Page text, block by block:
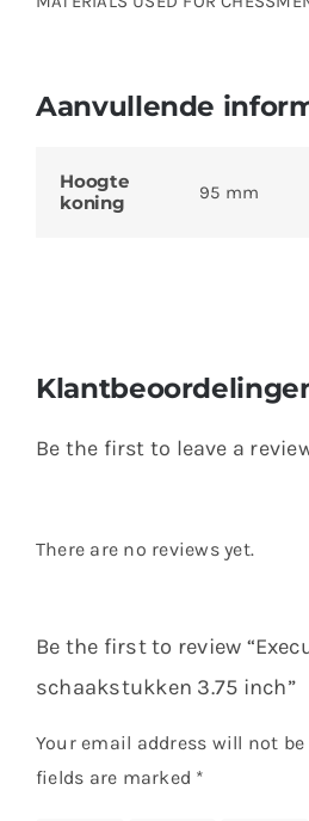
Aanvullende
Hoogte
koning
95 mm
Be the first to leave a
There are no reviews yet.
Be the first to review
schaakstukken 3.75 inch”
Your email address will not
fields are marked *